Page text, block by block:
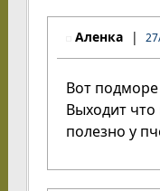
Аленка
Вот
Выходит что
полезно у